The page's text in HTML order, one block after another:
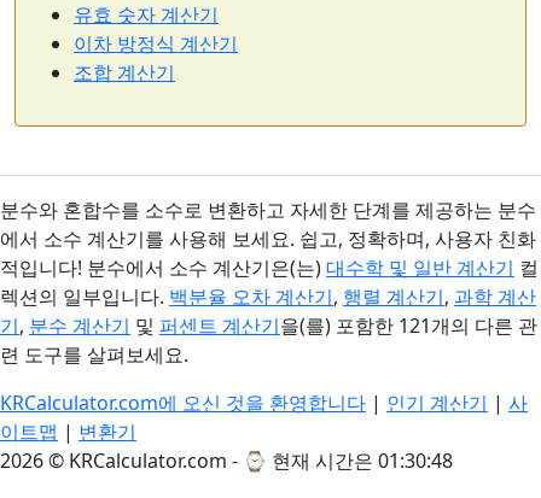
유효 숫자 계산기
이차 방정식 계산기
조합 계산기
분수와 혼합수를 소수로 변환하고 자세한 단계를 제공하는 분수
에서 소수 계산기를 사용해 보세요. 쉽고, 정확하며, 사용자 친화
적입니다! 분수에서 소수 계산기은(는)대수학 및 일반 계산기 컬
렉션의 일부입니다. 백분율 오차 계산기, 행렬 계산기, 과학 계산
기, 분수 계산기 및 퍼센트 계산기을(를) 포함한 121개의 다른 관
련 도구를 살펴보세요.
KRCalculator.com에 오신 것을 환영합니다 | 인기 계산기 | 사
이트맵 | 변환기
2026 © KRCalculator.com - ⌚ 현재 시간은 01:30:49